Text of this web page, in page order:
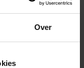
Over
in zowel UV-